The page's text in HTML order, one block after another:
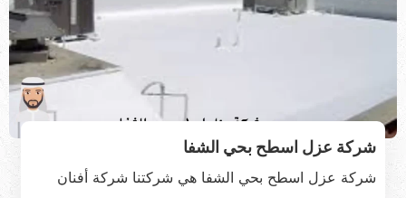
شركة عزل اسطح بحي الشفا
شركة عزل اسطح بحي الشفا هي شركتنا شركة أفنان